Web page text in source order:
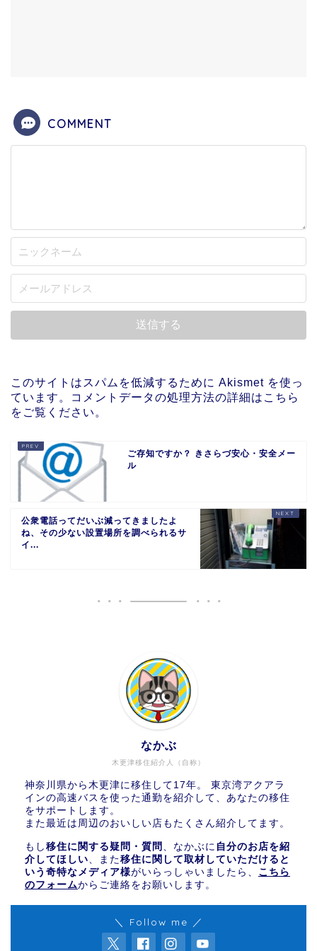
COMMENT
このサイトはスパムを低減するために Akismet を使っ
ています。
コメントデータの処理方法の詳細はこちら
をご覧ください 。
ご存知ですか？ きさらづ安心・安全メー
ル
公衆電話ってだいぶ減ってきましたよ
ね、その少ない設置場所を調べられるサ
イ...
木更津移住紹介人（自称）
なかぶ
神奈川県から木更津に移住して17年。 東京湾アクアラ
インの高速バスを使った通勤を紹介して、あなたの移住
をサポートします。
また最近は周辺のおいしい店もたくさん紹介してます。
もし 移住に関する疑問・質問 、なかぶに 自分のお店を紹
介してほしい 、また移住に関して取材していただけると
いう奇特なメディア様がいらっしゃいましたら、 こちら
のフォームからご連絡をお願いします。
＼ Follow me ／